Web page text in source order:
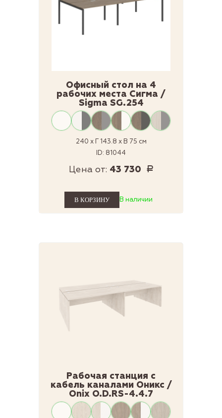
Офисный стол на 4
рабочих места Сигма /
Sigma SG.254
240 x Г 143.8 x В 75 см
ID: 81044
Цена от: 43 730 Р
В наличии
Рабочая станция с
кабель каналами Оникс /
Onix O.D.RS-4.4.7